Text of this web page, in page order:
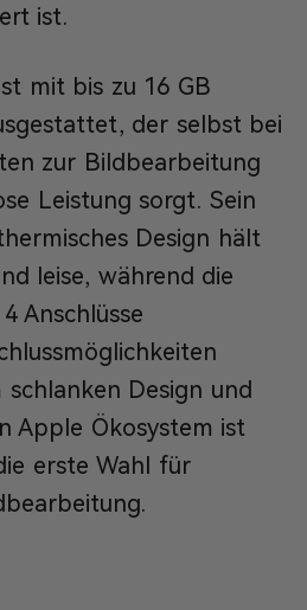
ist.
mit bis zu 16 GB
der selbst bei
zur Bildbearbeitung
Leistung sorgt. Sein
Design hält
leise, während die
Anschlüsse
Design und
Apple Ökosystem ist
erste Wahl für